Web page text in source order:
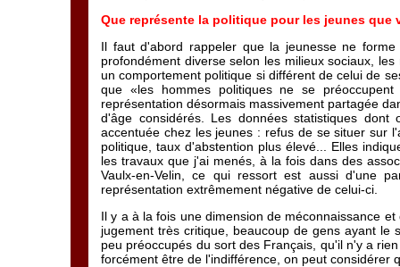
Que représente la politique pour les jeunes
Il faut d'abord rappeler que la jeunesse ne
profondément diverse selon les milieux sociaux,
un comportement politique si différent de celui de
que «les hommes politiques ne se
représentation désormais massivement partagée
d'âge considérés. Les données statistiques dont
accentuée chez les jeunes : refus de se situer sur
politique, taux d'abstention plus élevé... Elles
les travaux que j'ai menés, à la fois dans des
Vaulx-en-Velin, ce qui ressort est aussi d'une
représentation extrêmement négative de celui-ci.
Il y a à la fois une dimension de méconnaissance
jugement très critique, beaucoup de gens ayant le
peu préoccupés du sort des Français, qu'il n'y a
forcément être de l'indifférence, on peut considérer